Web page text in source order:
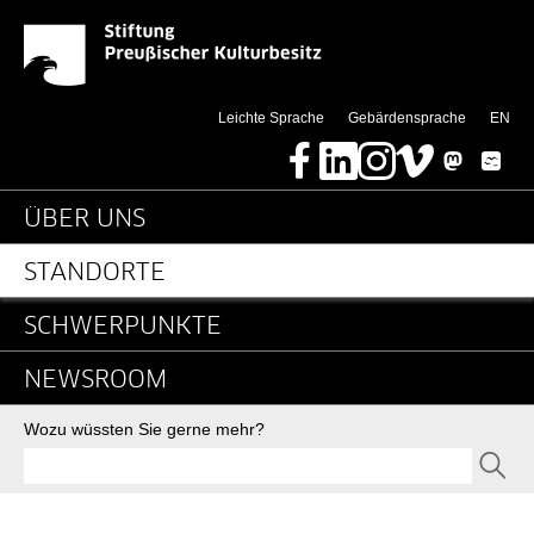
Springe direkt zu:
News-Detail-
Leichte Sprache Gebärdensprache EN
FacebookLinkedInInstagram
Vimeo MastodonBluesky
Hauptnavigation
ÜBER UNS
STANDORTE
SCHWERPUNKTE
NEWSROOM
Suche
Wozu wüssten Sie gerne mehr?